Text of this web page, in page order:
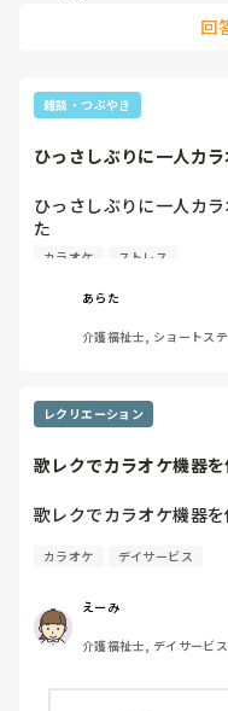
家族やケアマネとの絡み
回
雑談・つぶやき
ひっさしぶりに一人カ
ひっさしぶりに一人カ
た
カラオケ ストレス
あらた
介護福祉士, ショートス
レクリエーション
歌レクでカラオケ機器
歌レクでカラオケ機器
カラオケ デイサービス
えーみ
介護福祉士, デイサービス